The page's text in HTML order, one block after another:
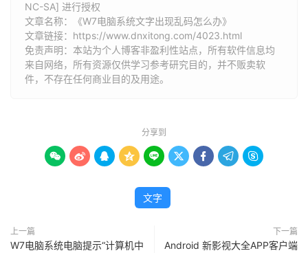
NC-SA] 进行授权
文章名称：《W7电脑系统文字出现乱码怎么办》
文章链接： https://www.dnxitong.com/4023.html
免责声明：本站为个人博客非盈利性站点，所有软件信息均
来自网络，所有资源仅供学习参考研究目的，并不贩卖软
件，不存在任何商业目的及用途。
分享到
        
文字
上一篇
W7电脑系统电脑提示“计算机中
下一篇
Android 新影视大全APP客户端